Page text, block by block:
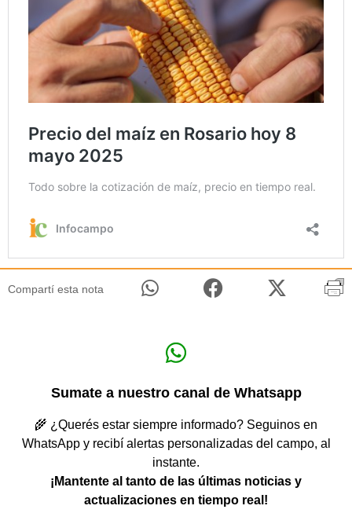
Compartí esta nota
Sumate a nuestro canal de Whatsapp
🌾 ¿Querés estar siempre informado? Seguinos en
WhatsApp y recibí alertas personalizadas del campo, al
instante.
¡Mantente al tanto de las últimas noticias y
actualizaciones en tiempo real!